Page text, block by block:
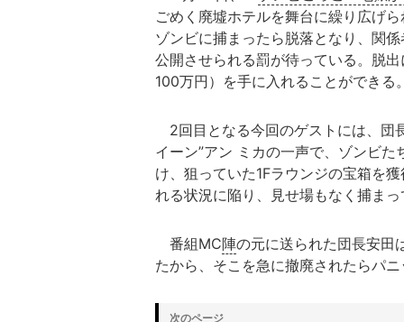
ごめく廃墟ホテルを舞台に繰り広げ
ゾンビに捕まったら脱落となり、関
公開させられる罰が待っている。脱
100万円）を手に入れることができる
2回目となる今回のゲストには、団
イーン”アン ミカの一声で、ゾンビ
け、狙っていた1Fラウンジの宝箱を
れる状況に陥り、見せ場もなく捕ま
番組MC陣の元に送られた団長安田
たから、そこを急に撤廃されたらパ